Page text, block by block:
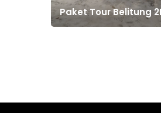
Paket Tour Belitung